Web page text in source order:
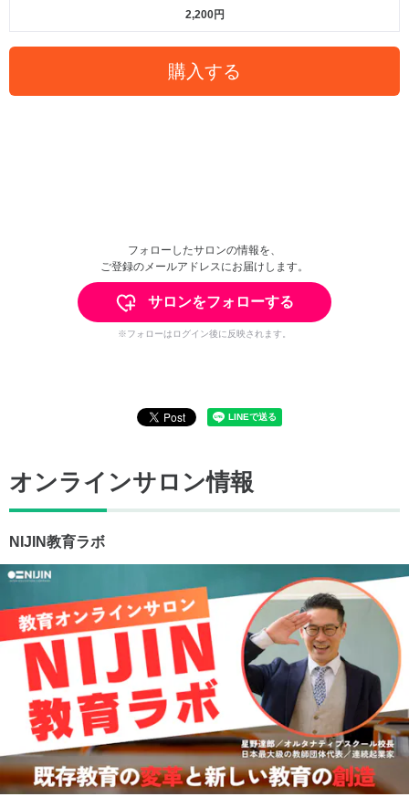
2,200円
購入する
フォローしたサロンの情報を、
ご登録のメールアドレスにお届けします。
サロンをフォローする
※フォローはログイン後に反映されます。
オンラインサロン情報
NIJIN教育ラボ